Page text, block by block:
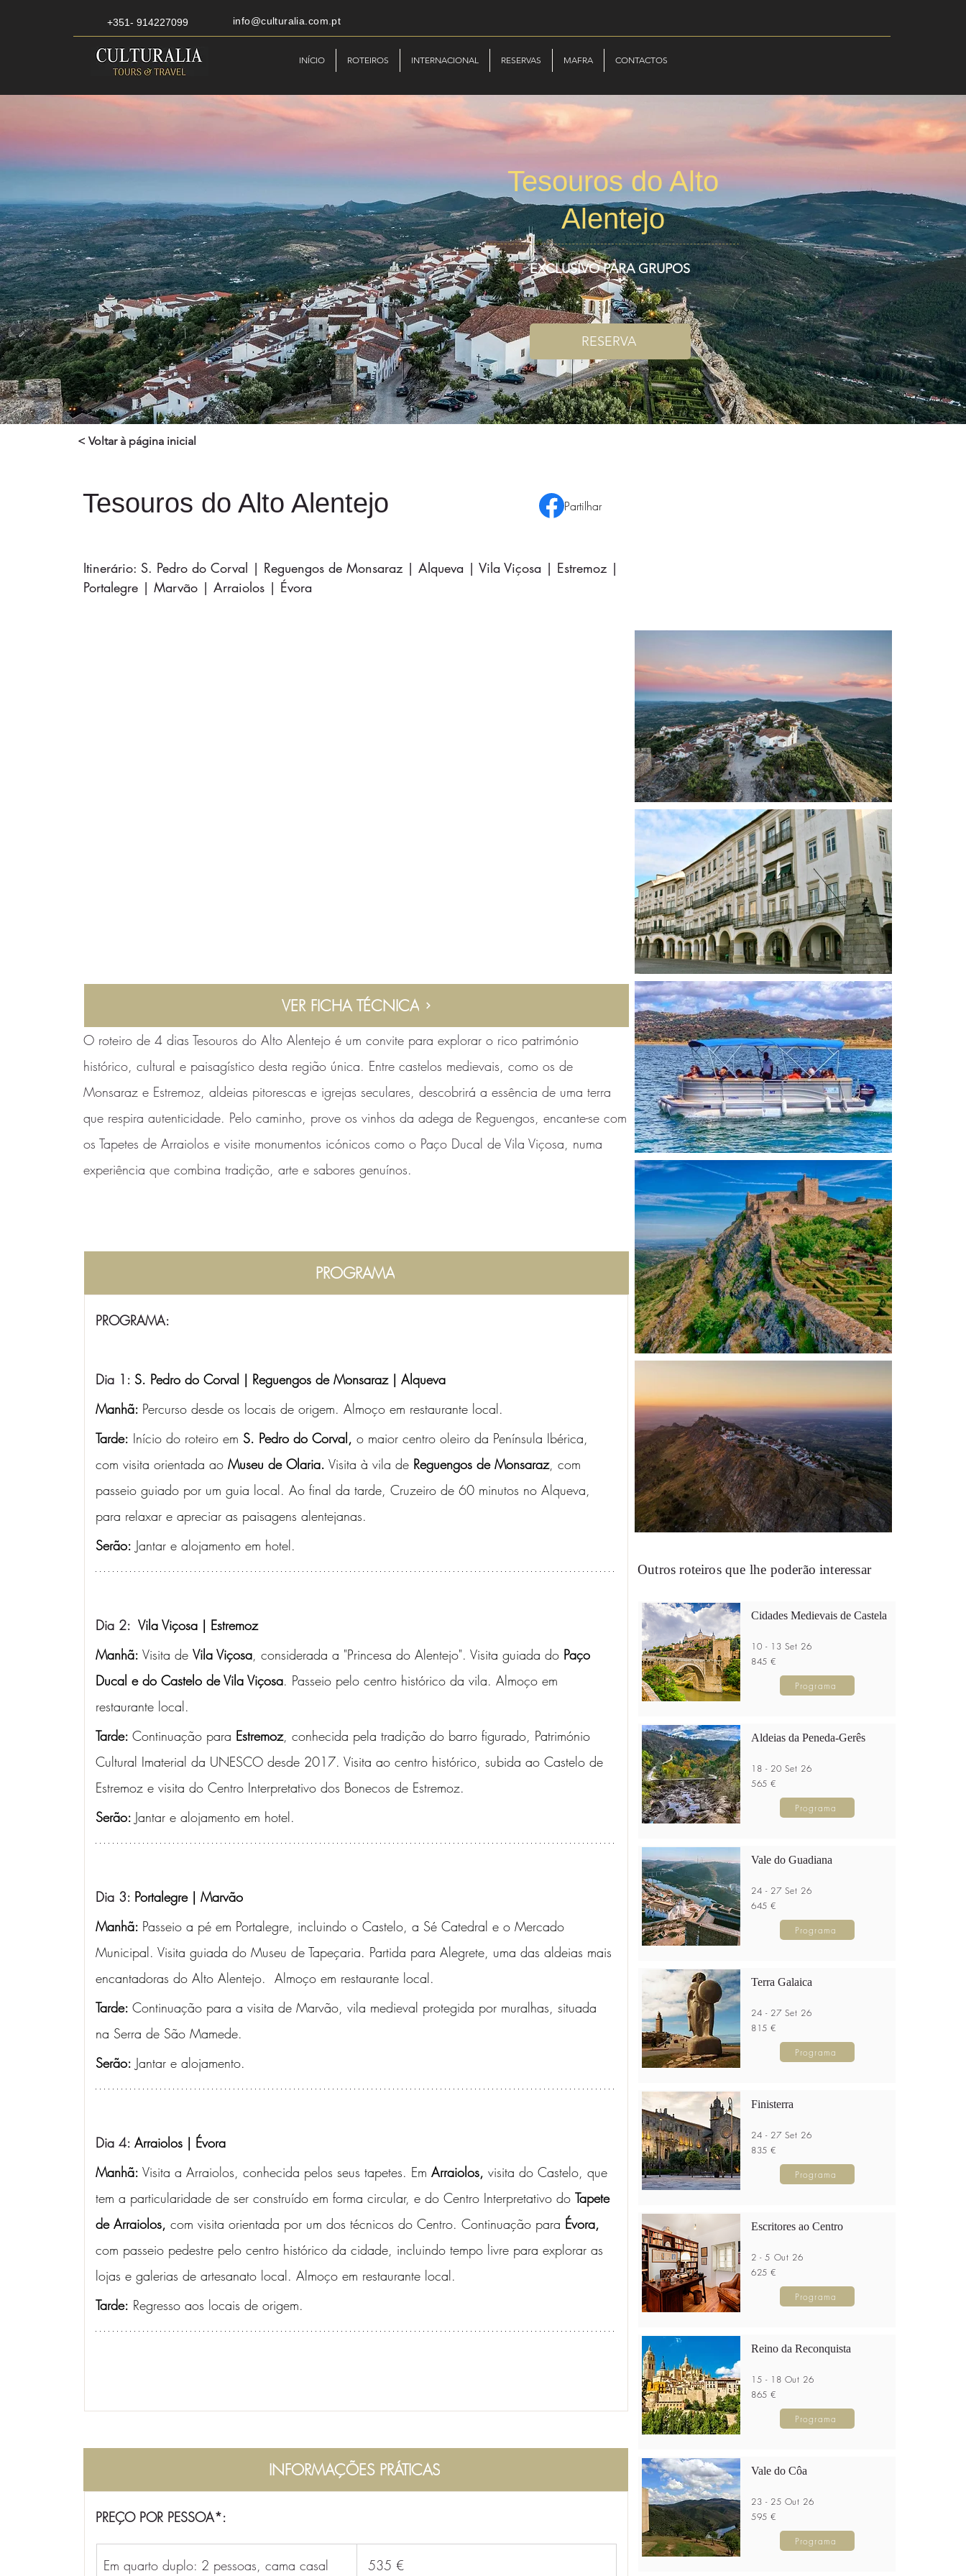
+351- 914227099 info@culturalia.com.pt
INÍCIO ROTEIROS INTERNACIONAL RESERVAS MAFRA CONTACTOS
Tesouros do Alto
Alentejo
EXCLUSIVO PARA GRUPOS
RESERVA
Partilhar
< Voltar à página inicial
Tesouros do Alto Alentejo
Itinerário: S. Pedro do Corval | Reguengos de Monsaraz | Alqueva | Vila Viçosa | Estremoz |
Portalegre | Marvão | Arraiolos | Évora
VER FICHA TÉCNICA
O roteiro de 4 dias Tesouros do Alto Alentejo é um convite para explorar o rico património
histórico, cultural e paisagístico desta região única. Entre castelos medievais, como os de
Monsaraz e Estremoz, aldeias pitorescas e igrejas seculares, descobrirá a essência de uma terra
que respira autenticidade. Pelo caminho, prove os vinhos da adega de Reguengos, encante-se com
os Tapetes de Arraiolos e visite monumentos icónicos como o Paço Ducal de Vila Viçosa, numa
experiência que combina tradição, arte e sabores genuínos.
PROGRAMA
PROGRAMA:
Dia 1: S. Pedro do Corval | Reguengos de Monsaraz | Alqueva
Manhã: Percurso desde os locais de origem. Almoço em restaurante local.
Tarde: Início do roteiro em S. Pedro do Corval, o maior centro oleiro da Península Ibérica,
com visita orientada ao Museu de Olaria. Visita à vila de Reguengos de Monsaraz, com
passeio guiado por um guia local. Ao final da tarde, Cruzeiro de 60 minutos no Alqueva,
para relaxar e apreciar as paisagens alentejanas.
Serão: Jantar e alojamento em hotel.
Dia 2: Vila Viçosa | Estremoz
Manhã: Visita de Vila Viçosa, considerada a "Princesa do Alentejo". Visita guiada do Paço
Ducal e do Castelo de Vila Viçosa. Passeio pelo centro histórico da vila. Almoço em
restaurante local.
Tarde: Continuação para Estremoz, conhecida pela tradição do barro figurado, Património
Cultural Imaterial da UNESCO desde 2017. Visita ao centro histórico, subida ao Castelo de
Estremoz e visita do Centro Interpretativo dos Bonecos de Estremoz.
Serão: Jantar e alojamento em hotel.
Dia 3: Portalegre | Marvão
Manhã: Passeio a pé em Portalegre, incluindo o Castelo, a Sé Catedral e o Mercado
Municipal. Visita guiada do Museu de Tapeçaria. Partida para Alegrete, uma das aldeias mais
encantadoras do Alto Alentejo.  Almoço em restaurante local.
Tarde: Continuação para a visita de Marvão, vila medieval protegida por muralhas, situada
na Serra de São Mamede.
Serão: Jantar e alojamento.
Dia 4: Arraiolos | Évora
Manhã: Visita a Arraiolos, conhecida pelos seus tapetes. Em Arraiolos, visita do Castelo, que
tem a particularidade de ser construído em forma circular, e do Centro Interpretativo do Tapete
de Arraiolos, com visita orientada por um dos técnicos do Centro. Continuação para Évora,
com passeio pedestre pelo centro histórico da cidade, incluindo tempo livre para explorar as
lojas e galerias de artesanato local. Almoço em restaurante local.
Tarde: Regresso aos locais de origem.
INFORMAÇÕES PRÁTICAS
PREÇO POR PESSOA*:
Em quarto duplo: 2 pessoas, cama casal 535 €
Outros roteiros que lhe poderão interessar
Cidades Medievais de Castela
10 - 13 Set 26
845 €
Programa
Aldeias da Peneda-Gerês
18 - 20 Set 26
565 €
Programa
Vale do Guadiana
24 - 27 Set 26
645 €
Programa
Terra Galaica
24 - 27 Set 26
815 €
Programa
Finisterra
24 - 27 Set 26
835 €
Programa
Escritores ao Centro
2 - 5 Out 26
625 €
Programa
Reino da Reconquista
15 - 18 Out 26
865 €
Programa
Vale do Côa
23 - 25 Out 26
595 €
Programa